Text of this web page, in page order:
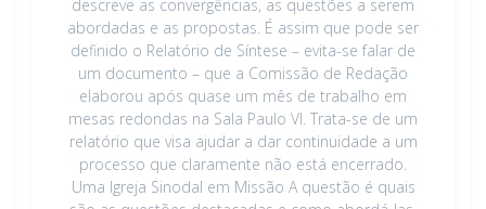
descreve as convergências, as questões a serem
abordadas e as propostas. É assim que pode ser
definido o Relatório de Síntese – evita-se falar de
um documento – que a Comissão de Redação
elaborou após quase um mês de trabalho em
mesas redondas na Sala Paulo VI. Trata-se de um
relatório que visa ajudar a dar continuidade a um
processo que claramente não está encerrado.
Uma Igreja Sinodal em Missão A questão é quais